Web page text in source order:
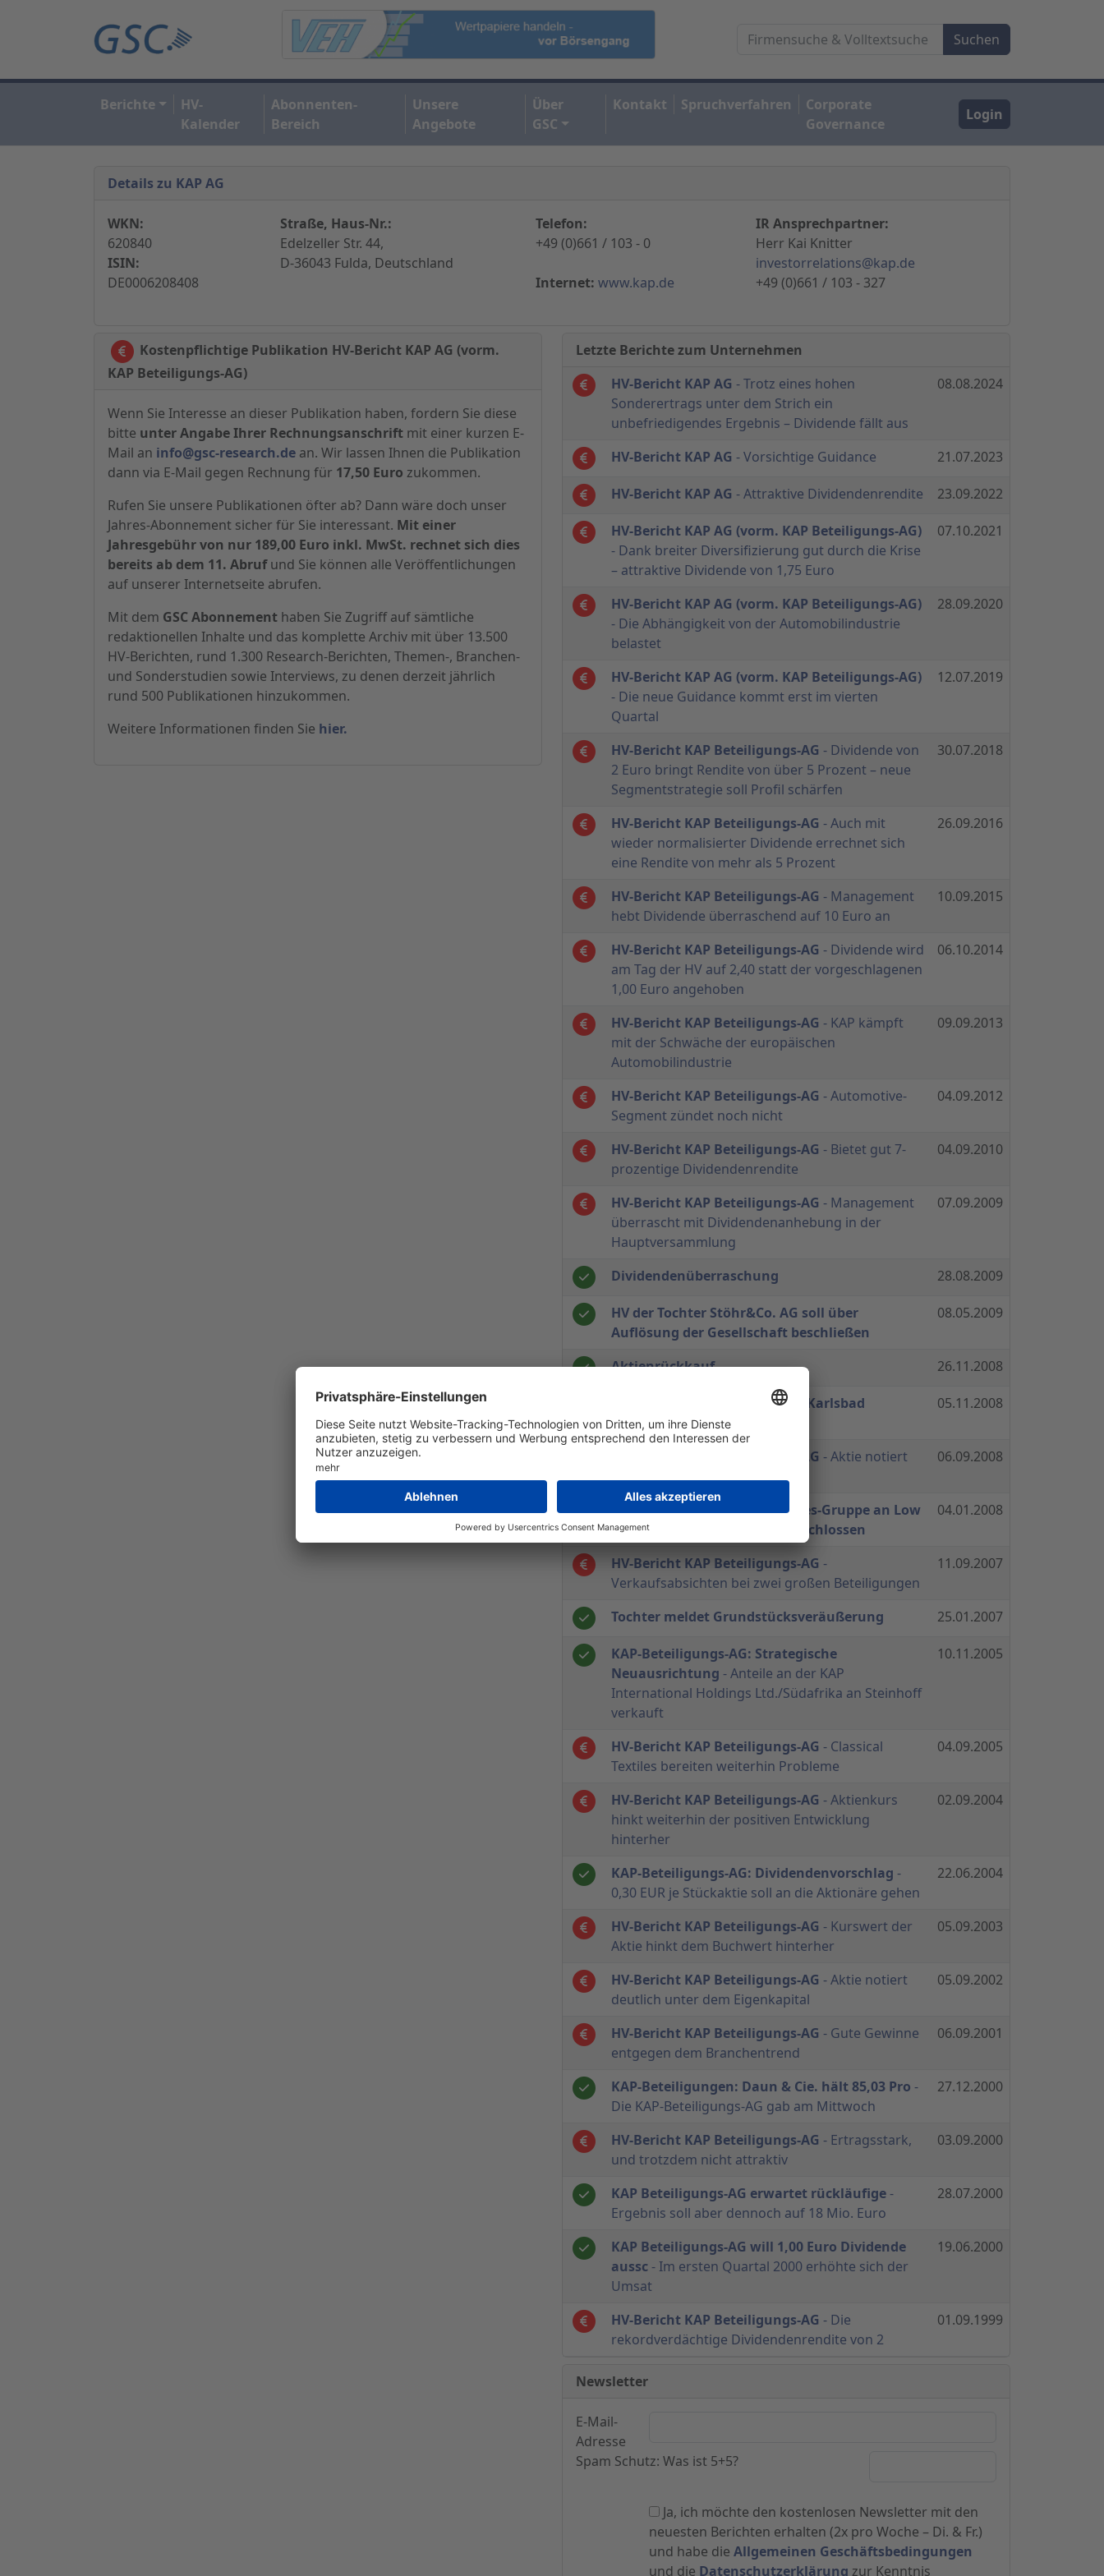
Berichte
HV-
Kalender
Abonnenten-
Bereich
Unsere
Angebote
Über
GSC
Kontakt Spruchverfahren
Corporate
Governance
Login
Details zu KAP AG
WKN:
620840
ISIN:
DE0006208408
Straße, Haus-Nr.:
Edelzeller Str. 44,
D-36043 Fulda, Deutschland
Telefon:
+49 (0)661 / 103 - 0
Internet: www.kap.de
IR Ansprechpartner:
Herr Kai Knitter
investorrelations@kap.de
+49 (0)661 / 103 - 327
Kostenpflichtige Publikation HV-Bericht KAP AG (vorm.
KAP Beteiligungs-AG)
Wenn Sie Interesse an dieser Publikation haben, fordern Sie diese
bitte unter Angabe Ihrer Rechnungsanschrift mit einer kurzen E-
Mail an info@gsc-research.de an. Wir lassen Ihnen die Publikation
dann via E-Mail gegen Rechnung für 17,50 Euro zukommen.
Rufen Sie unsere Publikationen öfter ab? Dann wäre doch unser
Jahres-Abonnement sicher für Sie interessant. Mit einer
Jahresgebühr von nur 189,00 Euro inkl. MwSt. rechnet sich dies
bereits ab dem 11. Abrufund Sie können alle Veröffentlichungen
auf unserer Internetseite abrufen.
Mit dem GSC Abonnement haben Sie Zugriff auf sämtliche
redaktionellen Inhalte und das komplette Archiv mit über 13.500
HV-Berichten, rund 1.300 Research-Berichten, Themen-, Branchen-
und Sonderstudien sowie Interviews, zu denen derzeit jährlich
rund 500 Publikationen hinzukommen.
Weitere Informationen finden Sie hier.
Letzte Berichte zum Unternehmen
HV-Bericht KAP AG - Trotz eines hohen
Sonderertrags unter dem Strich ein
unbefriedigendes Ergebnis – Dividende fällt aus
08.08.2024
HV-Bericht KAP AG - Vorsichtige Guidance 21.07.2023
HV-Bericht KAP AG - Attraktive Dividendenrendite 23.09.2022
HV-Bericht KAP AG (vorm. KAP Beteiligungs-AG)
- Dank breiter Diversifizierung gut durch die Krise
– attraktive Dividende von 1,75 Euro
07.10.2021
HV-Bericht KAP AG (vorm. KAP Beteiligungs-AG)
- Die Abhängigkeit von der Automobilindustrie
belastet
28.09.2020
HV-Bericht KAP AG (vorm. KAP Beteiligungs-AG)
- Die neue Guidance kommt erst im vierten
Quartal
12.07.2019
HV-Bericht KAP Beteiligungs-AG - Dividende von
2 Euro bringt Rendite von über 5 Prozent – neue
Segmentstrategie soll Profil schärfen
30.07.2018
HV-Bericht KAP Beteiligungs-AG - Auch mit
wieder normalisierter Dividende errechnet sich
eine Rendite von mehr als 5 Prozent
26.09.2016
HV-Bericht KAP Beteiligungs-AG - Management
hebt Dividende überraschend auf 10 Euro an
10.09.2015
HV-Bericht KAP Beteiligungs-AG - Dividende wird
am Tag der HV auf 2,40 statt der vorgeschlagenen
1,00 Euro angehoben
06.10.2014
HV-Bericht KAP Beteiligungs-AG - KAP kämpft
mit der Schwäche der europäischen
Automobilindustrie
09.09.2013
HV-Bericht KAP Beteiligungs-AG - Automotive-
Segment zündet noch nicht
04.09.2012
HV-Bericht KAP Beteiligungs-AG - Bietet gut 7-
prozentige Dividendenrendite
04.09.2010
HV-Bericht KAP Beteiligungs-AG - Management
überrascht mit Dividendenanhebung in der
Hauptversammlung
07.09.2009
Dividendenüberraschung 28.08.2009
HV der Tochter Stöhr&Co. AG soll über
Auflösung der Gesellschaft beschließen
08.05.2009
Aktienrückkauf 26.11.2008
Aktivitäten der Mohrgruppe - Karlsbad
übernommen
05.11.2008
HV-Bericht KAP Beteiligungs-AG - Aktie notiert
deutlich unter dem Buchwert
06.09.2008
Verkauf der Mehler Texnologies-Gruppe an Low
& Bonar PLC erfolgreich abgeschlossen
04.01.2008
HV-Bericht KAP Beteiligungs-AG -
Verkaufsabsichten bei zwei großen Beteiligungen
11.09.2007
Tochter meldet Grundstücksveräußerung 25.01.2007
KAP-Beteiligungs-AG: Strategische
Neuausrichtung - Anteile an der KAP
International Holdings Ltd./Südafrika an Steinhoff
verkauft
10.11.2005
HV-Bericht KAP Beteiligungs-AG - Classical
Textiles bereiten weiterhin Probleme
04.09.2005
HV-Bericht KAP Beteiligungs-AG - Aktienkurs
hinkt weiterhin der positiven Entwicklung
hinterher
02.09.2004
KAP-Beteiligungs-AG: Dividendenvorschlag -
0,30 EUR je Stückaktie soll an die Aktionäre gehen
22.06.2004
HV-Bericht KAP Beteiligungs-AG - Kurswert der
Aktie hinkt dem Buchwert hinterher
05.09.2003
HV-Bericht KAP Beteiligungs-AG - Aktie notiert
deutlich unter dem Eigenkapital
05.09.2002
HV-Bericht KAP Beteiligungs-AG - Gute Gewinne
entgegen dem Branchentrend
06.09.2001
KAP-Beteiligungen: Daun & Cie. hält 85,03 Pro -
Die KAP-Beteiligungs-AG gab am Mittwoch
27.12.2000
HV-Bericht KAP Beteiligungs-AG - Ertragsstark,
und trotzdem nicht attraktiv
03.09.2000
KAP Beteiligungs-AG erwartet rückläufige-
Ergebnis soll aber dennoch auf 18 Mio. Euro
28.07.2000
KAP Beteiligungs-AG will 1,00 Euro Dividende
aussc - Im ersten Quartal 2000 erhöhte sich der
Umsat
19.06.2000
HV-Bericht KAP Beteiligungs-AG - Die
rekordverdächtige Dividendenrendite von 2
01.09.1999
Newsletter
E-Mail-
Adresse
Spam Schutz: Was ist 5+5?
Ja, ich möchte den kostenlosen Newsletter mit den
neuesten Berichten erhalten (2x pro Woche – Di. & Fr.)
und habe dieAllgemeinen Geschäftsbedingungen
und die Datenschutzerklärung zur Kenntnis